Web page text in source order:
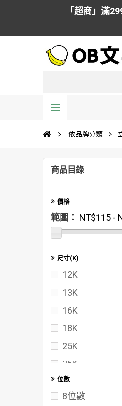
「超商」滿
依品牌分類
商品目錄
價格
範圍： NT$115 -
尺寸(K)
12K
13K
16K
18K
25K
36K
40K
50K
位數
8位數